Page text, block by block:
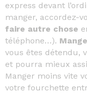
express devant
manger, accordez-
faire autre chose
téléphone…).
vous êtes détendu,
et pourra mieux
Manger moins vite
votre fourchette